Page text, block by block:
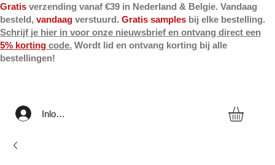
Gratis verzending vanaf €39 in Nederland & Belgie. Vandaag
besteld, vandaag verstuurd. Gratis samples bij elke bestelling.
Schrijf je hier in voor onze nieuwsbrief en ontvang direct een
5% korting code. Wordt lid en ontvang korting bij alle
bestellingen!
Inloggen